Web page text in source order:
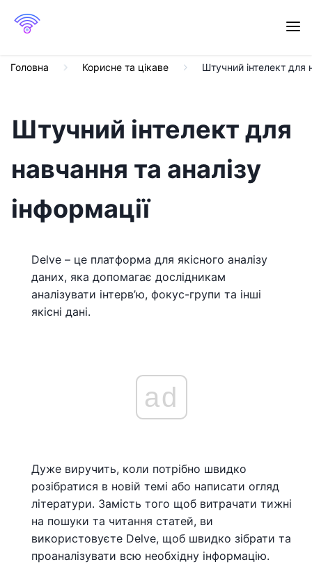
Головна Корисне та цікаве Штучний інтелект для
Штучний інтелект для
навчання та аналізу
інформації
Delve – це платформа для якісного аналізу
даних, яка допомагає дослідникам
аналізувати інтерв’ю, фокус-групи та інші
якісні дані.
ad
Дуже виручить, коли потрібно швидко
розібратися в новій темі або написати огляд
літератури. Замість того щоб витрачати тижні
на пошуки та читання статей, ви
використовуєте Delve, щоб швидко зібрати та
проаналізувати всю необхідну інформацію.